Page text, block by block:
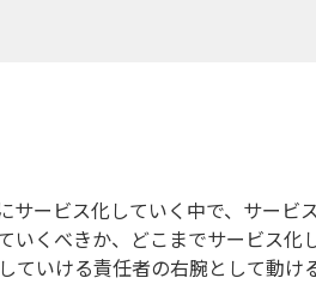
サービス化していく中で、サービ
いくべきか、どこまでサービス
ていける責任者の右腕として動け